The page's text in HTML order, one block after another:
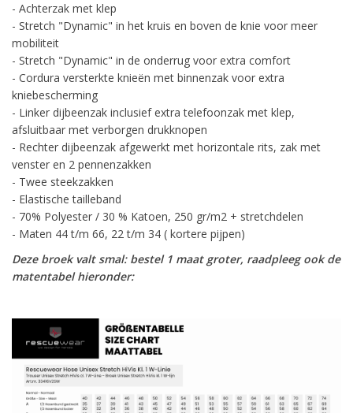
- Achterzak met klep
- Stretch "Dynamic" in het kruis en boven de knie voor meer
mobiliteit
- Stretch "Dynamic" in de onderrug voor extra comfort
- Cordura versterkte knieën met binnenzak voor extra
kniebescherming
- Linker dijbeenzak inclusief extra telefoonzak met klep,
afsluitbaar met verborgen drukknopen
- Rechter dijbeenzak afgewerkt met horizontale rits, zak met
venster en 2 pennenzakken
- Twee steekzakken
- Elastische tailleband
- 70% Polyester / 30 % Katoen, 250 gr/m2 + stretchdelen
- Maten 44 t/m 66, 22 t/m 34 ( kortere pijpen)
Deze broek valt smal: bestel 1 maat groter, raadpleeg ook de
matentabel hieronder: